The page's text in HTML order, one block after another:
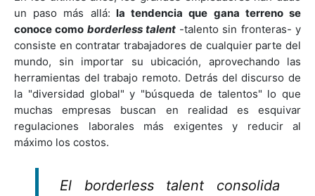
un paso más allá: la tendencia que gana terreno se
conoce como borderless talent -talento sin fronteras- y
consiste en contratar trabajadores de cualquier parte del
mundo, sin importar su ubicación, aprovechando las
herramientas del trabajo remoto. Detrás del discurso de
la "diversidad global" y "búsqueda de talentos" lo que
muchas empresas buscan en realidad es esquivar
regulaciones laborales más exigentes y reducir al
máximo los costos.
El borderless talent consolida